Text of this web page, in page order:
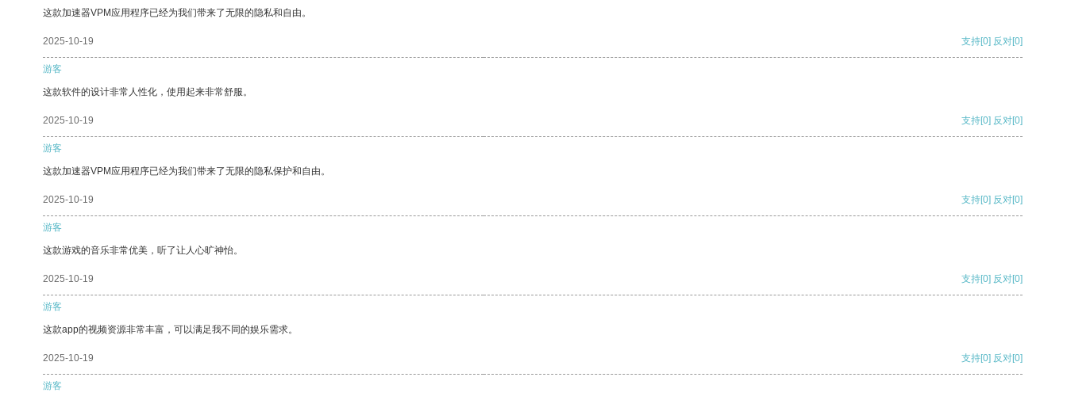
这款加速器VPM应用程序已经为我们带来了无限的隐私和自由。
2025-10-19 支持[0] 反对[0]
游客
这款软件的设计非常人性化，使用起来非常舒服。
2025-10-19 支持[0] 反对[0]
游客
这款加速器VPM应用程序已经为我们带来了无限的隐私保护和自由。
2025-10-19 支持[0] 反对[0]
游客
这款游戏的音乐非常优美，听了让人心旷神怡。
2025-10-19 支持[0] 反对[0]
游客
这款app的视频资源非常丰富，可以满足我不同的娱乐需求。
2025-10-19 支持[0] 反对[0]
游客